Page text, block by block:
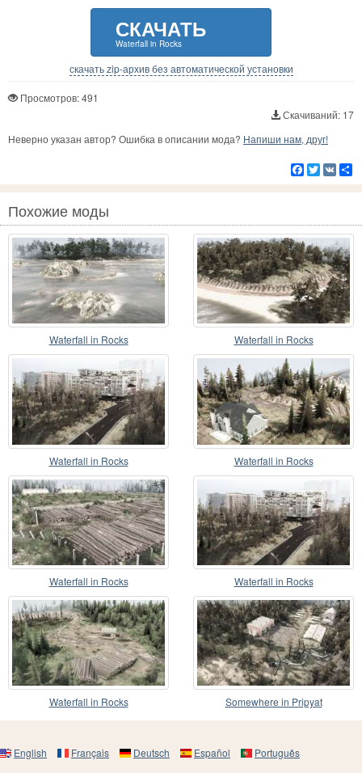
СКАЧАТЬ
Waterfall in Rocks
скачать zip-архив без автоматической установки
Просмотров: 491
Скачиваний: 17
Неверно указан автор? Ошибка в описании мода? Напиши нам, друг!
Facebook
Twitter
VK
Похожие моды
Waterfall in Rocks Waterfall in Rocks
Waterfall in Rocks Waterfall in Rocks
Waterfall in Rocks Waterfall in Rocks
Waterfall in Rocks Somewhere in Pripyat
English Français Deutsch Español
Português